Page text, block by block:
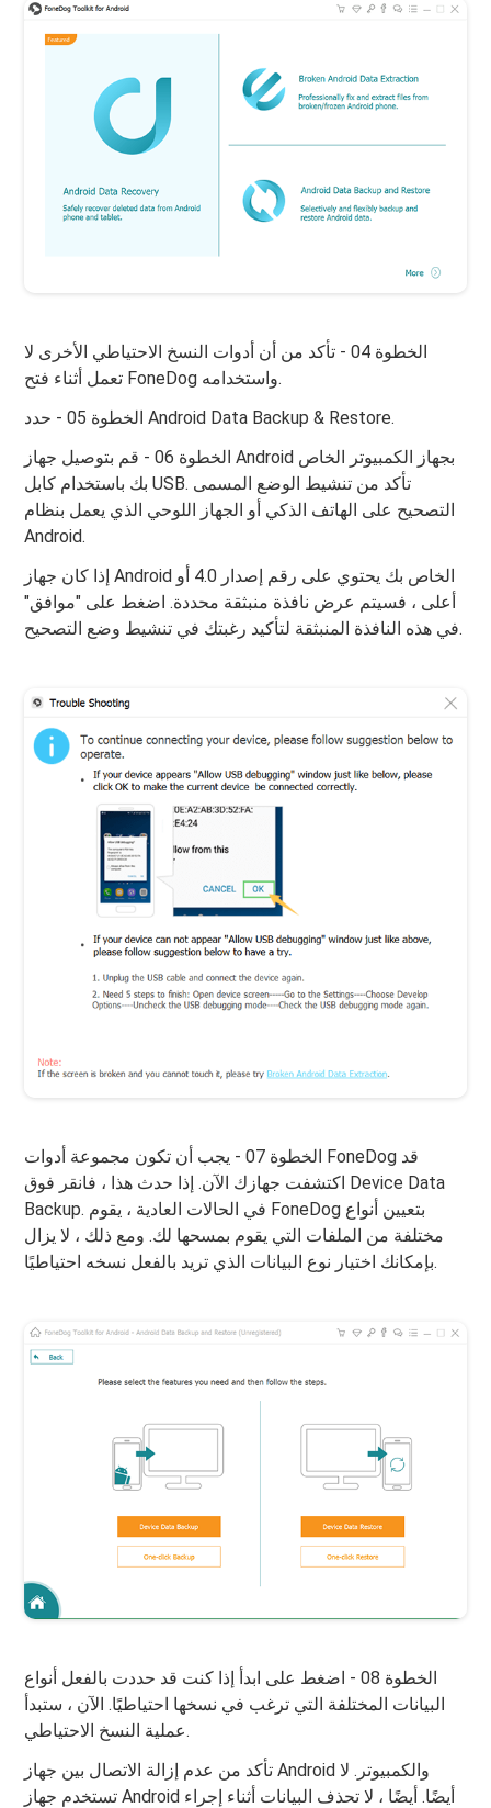
الخطوة 04 - تأكد من أن أدوات النسخ الاحتياطي الأخرى لا
تعمل أثناء فتح FoneDog واستخدامه.
الخطوة 05 - حدد Android Data Backup & Restore.
الخطوة 06 - قم بتوصيل جهاز Android بجهاز الكمبيوتر الخاص
بك باستخدام كابل USB. تأكد من تنشيط الوضع المسمى
التصحيح على الهاتف الذكي أو الجهاز اللوحي الذي يعمل بنظام
Android.
إذا كان جهاز Android الخاص بك يحتوي على رقم إصدار 4.0 أو
أعلى ، فسيتم عرض نافذة منبثقة محددة. اضغط على "موافق"
في هذه النافذة المنبثقة لتأكيد رغبتك في تنشيط وضع التصحيح.
الخطوة 07 - يجب أن تكون مجموعة أدوات FoneDog قد
اكتشفت جهازك الآن. إذا حدث هذا ، فانقر فوق Device Data
Backup. في الحالات العادية ، يقوم FoneDog بتعيين أنواع
مختلفة من الملفات التي يقوم بمسحها لك. ومع ذلك ، لا يزال
بإمكانك اختيار نوع البيانات الذي تريد بالفعل نسخه احتياطيًا.
الخطوة 08 - اضغط على ابدأ إذا كنت قد حددت بالفعل أنواع
البيانات المختلفة التي ترغب في نسخها احتياطيًا. الآن ، ستبدأ
عملية النسخ الاحتياطي.
تأكد من عدم إزالة الاتصال بين جهاز Android والكمبيوتر. لا
تستخدم جهاز Android أيضًا. أيضًا ، لا تحذف البيانات أثناء إجراء